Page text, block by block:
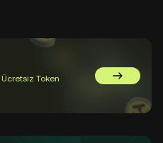
Ücretsiz Token